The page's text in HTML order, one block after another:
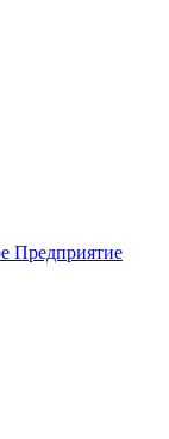
Предприятие